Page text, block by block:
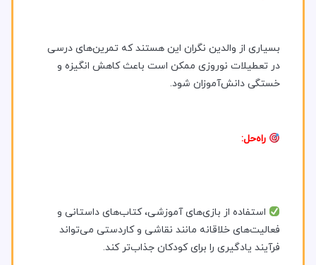
بسیاری از والدین نگران این هستند که تمرین‌های درسی
در تعطیلات نوروزی ممکن است باعث کاهش انگیزه و
خستگی دانش‌آموزان شود.
راه‌حل:
استفاده از بازی‌های آموزشی، کتاب‌های داستانی و
فعالیت‌های خلاقانه مانند نقاشی و کاردستی می‌تواند
فرآیند یادگیری را برای کودکان جذاب‌تر کند.